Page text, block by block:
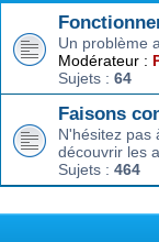
Un problème
Modérateur :
Sujets : 64
Faisons
N'hésitez pas
découvrir les
Sujets : 464